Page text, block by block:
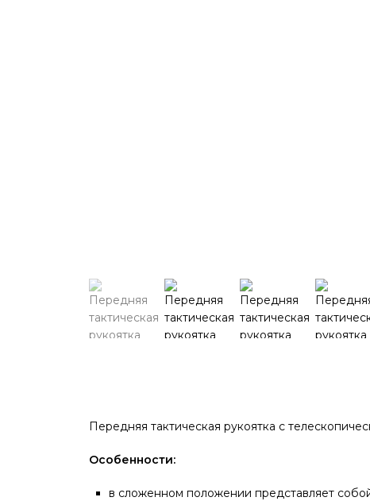
Передняя тактическая рукоятка с
Особенности:
в сложенном положении представляет